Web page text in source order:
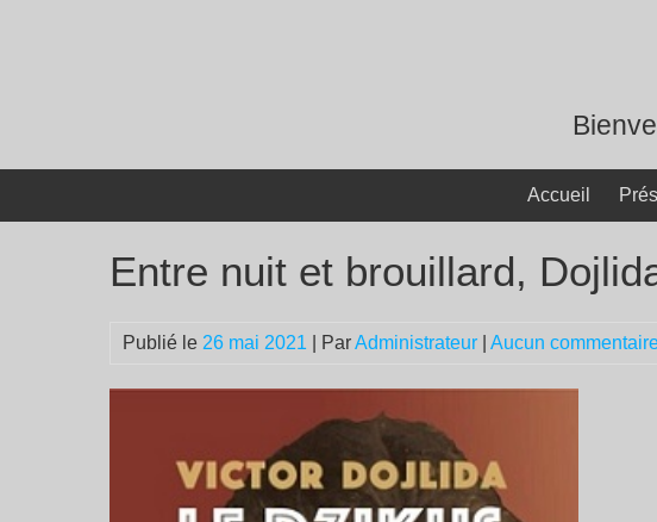
Accueil
Entre nuit et brouillard,
Publié le 26 mai 2021 | ParAdministrateur Aucun